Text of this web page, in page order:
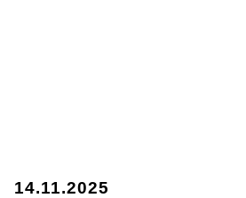
14.11.2025